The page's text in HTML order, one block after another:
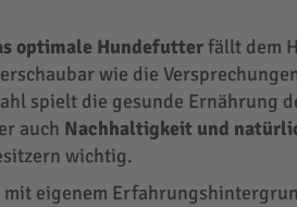
optimale Hundefutterfällt dem
wie die
spielt die gesunde Ernährung
auch Nachhaltigkeit und
wichtig.
eigenem